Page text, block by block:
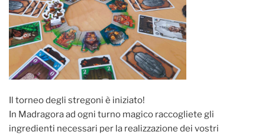
Il torneo degli stregoni è iniziato!
In Madragora ad ogni turno magico raccogliete gli
ingredienti necessari per la realizzazione dei vostri